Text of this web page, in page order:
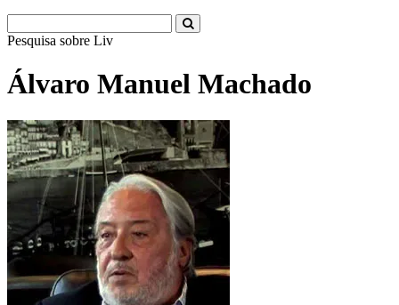
Pesquisa sobre Literatura
Álvaro Manuel Machado